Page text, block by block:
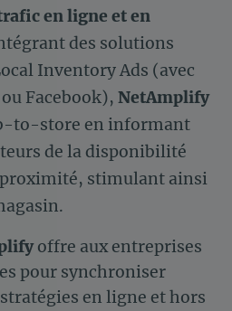
en ligne et en
des solutions
Inventory Ads (avec
Facebook), NetAmplify
to-store en informant
de la disponibilité
proximité, stimulant ainsi
offre aux entreprises
pour synchroniser
en ligne et hors